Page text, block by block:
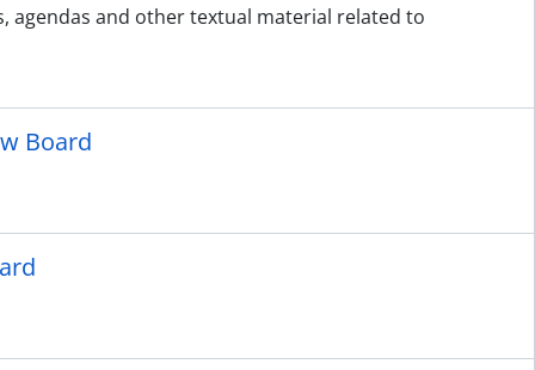
agendas and other textual material related to
Board